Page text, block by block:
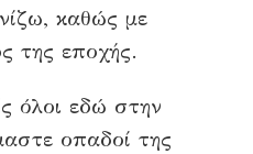
καθώς με
της εποχής.
όλοι εδώ στην
οπαδοί της